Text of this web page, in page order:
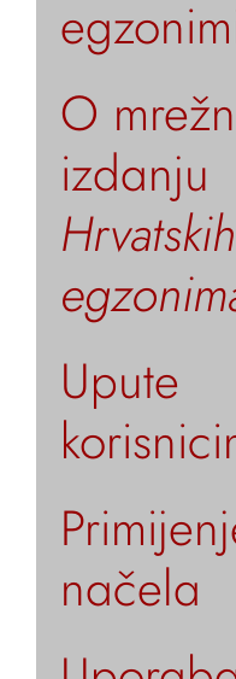
O
izdanju
Hrvatskih
Upute
načela